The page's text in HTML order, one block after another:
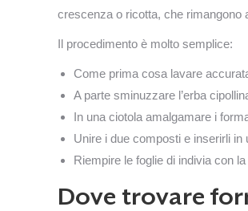
crescenza o ricotta, che rimangono
Il procedimento è molto semplice:
Come prima cosa lavare
A parte sminuzzare l’erba
In una ciotola amalgamare i
Unire i due composti e inserirli in
Riempire le foglie di indivia con
Dove trovare